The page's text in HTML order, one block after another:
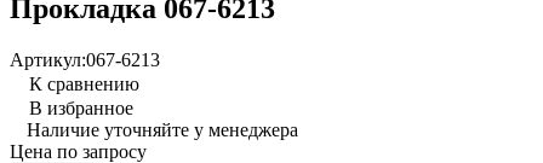
Прокладка 067-6213
Артикул:067-6213
К сравнению
В избранное
Наличие уточняйте у менеджера
Цена по запросу